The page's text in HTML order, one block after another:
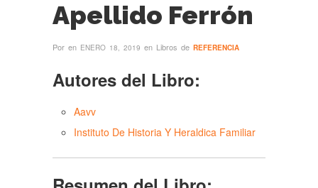
Apellido Ferrón
Por en ENERO 18, 2019 en Libros de REFERENCIA
Autores del Libro:
Aavv
Instituto De Historia Y Heraldica Familiar